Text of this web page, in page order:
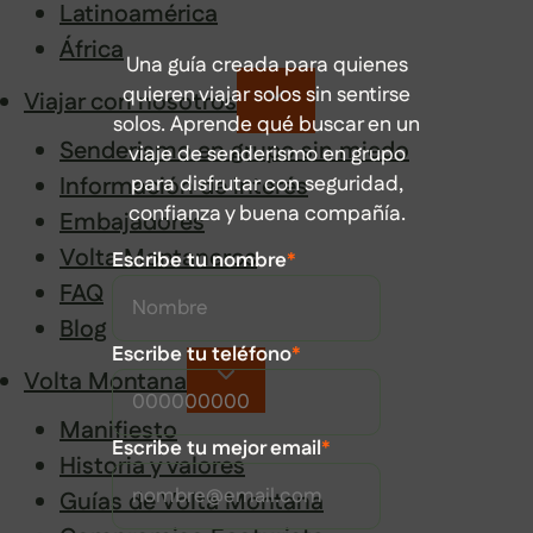
Latinoamérica
África
Viajar con nosotros
Senderismo en grupo sin miedo
Información de interés
Embajadores
Volta Montaneros
FAQ
Blog
Volta Montana
Manifiesto
Historia y valores
Guías de Volta Montana
Una guía creada para quienes
quieren viajar solos sin sentirse
solos. Aprende qué buscar en un
viaje de senderismo en grupo
para disfrutar con seguridad,
confianza y buena compañía.
Escribe tu nombre*
Escribe tu teléfono*
Escribe tu mejor email*